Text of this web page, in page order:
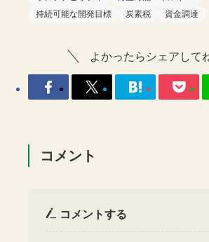
持続可能な開発目標
炭素税 資金調達
よかったらシェアして
コメント
コメントする